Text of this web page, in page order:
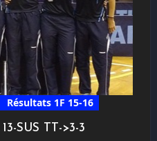
Résultats 1F 15-16
SUS TT->3-3